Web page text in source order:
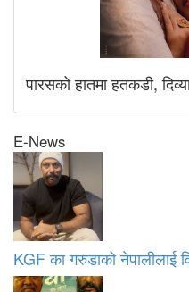
पारसको हातमा हतकडी,
E-News
KGF का गरुडाको नेपालीलाई